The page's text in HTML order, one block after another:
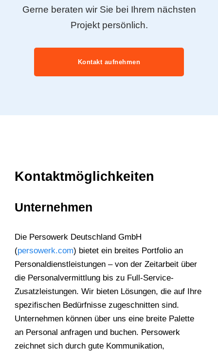
Gerne beraten wir Sie bei Ihrem nächsten
Projekt persönlich.
Kontakt aufnehmen
Kontaktmöglichkeiten
Unternehmen
Die Persowerk Deutschland GmbH
(persowerk.com) bietet ein breites Portfolio an
Personaldienstleistungen – von der Zeitarbeit über
die Personalvermittlung bis zu Full-Service-
Zusatzleistungen. Wir bieten Lösungen, die auf Ihre
spezifischen Bedürfnisse zugeschnitten sind.
Unternehmen können über uns eine breite Palette
an Personal anfragen und buchen. Persowerk
zeichnet sich durch gute Kommunikation,